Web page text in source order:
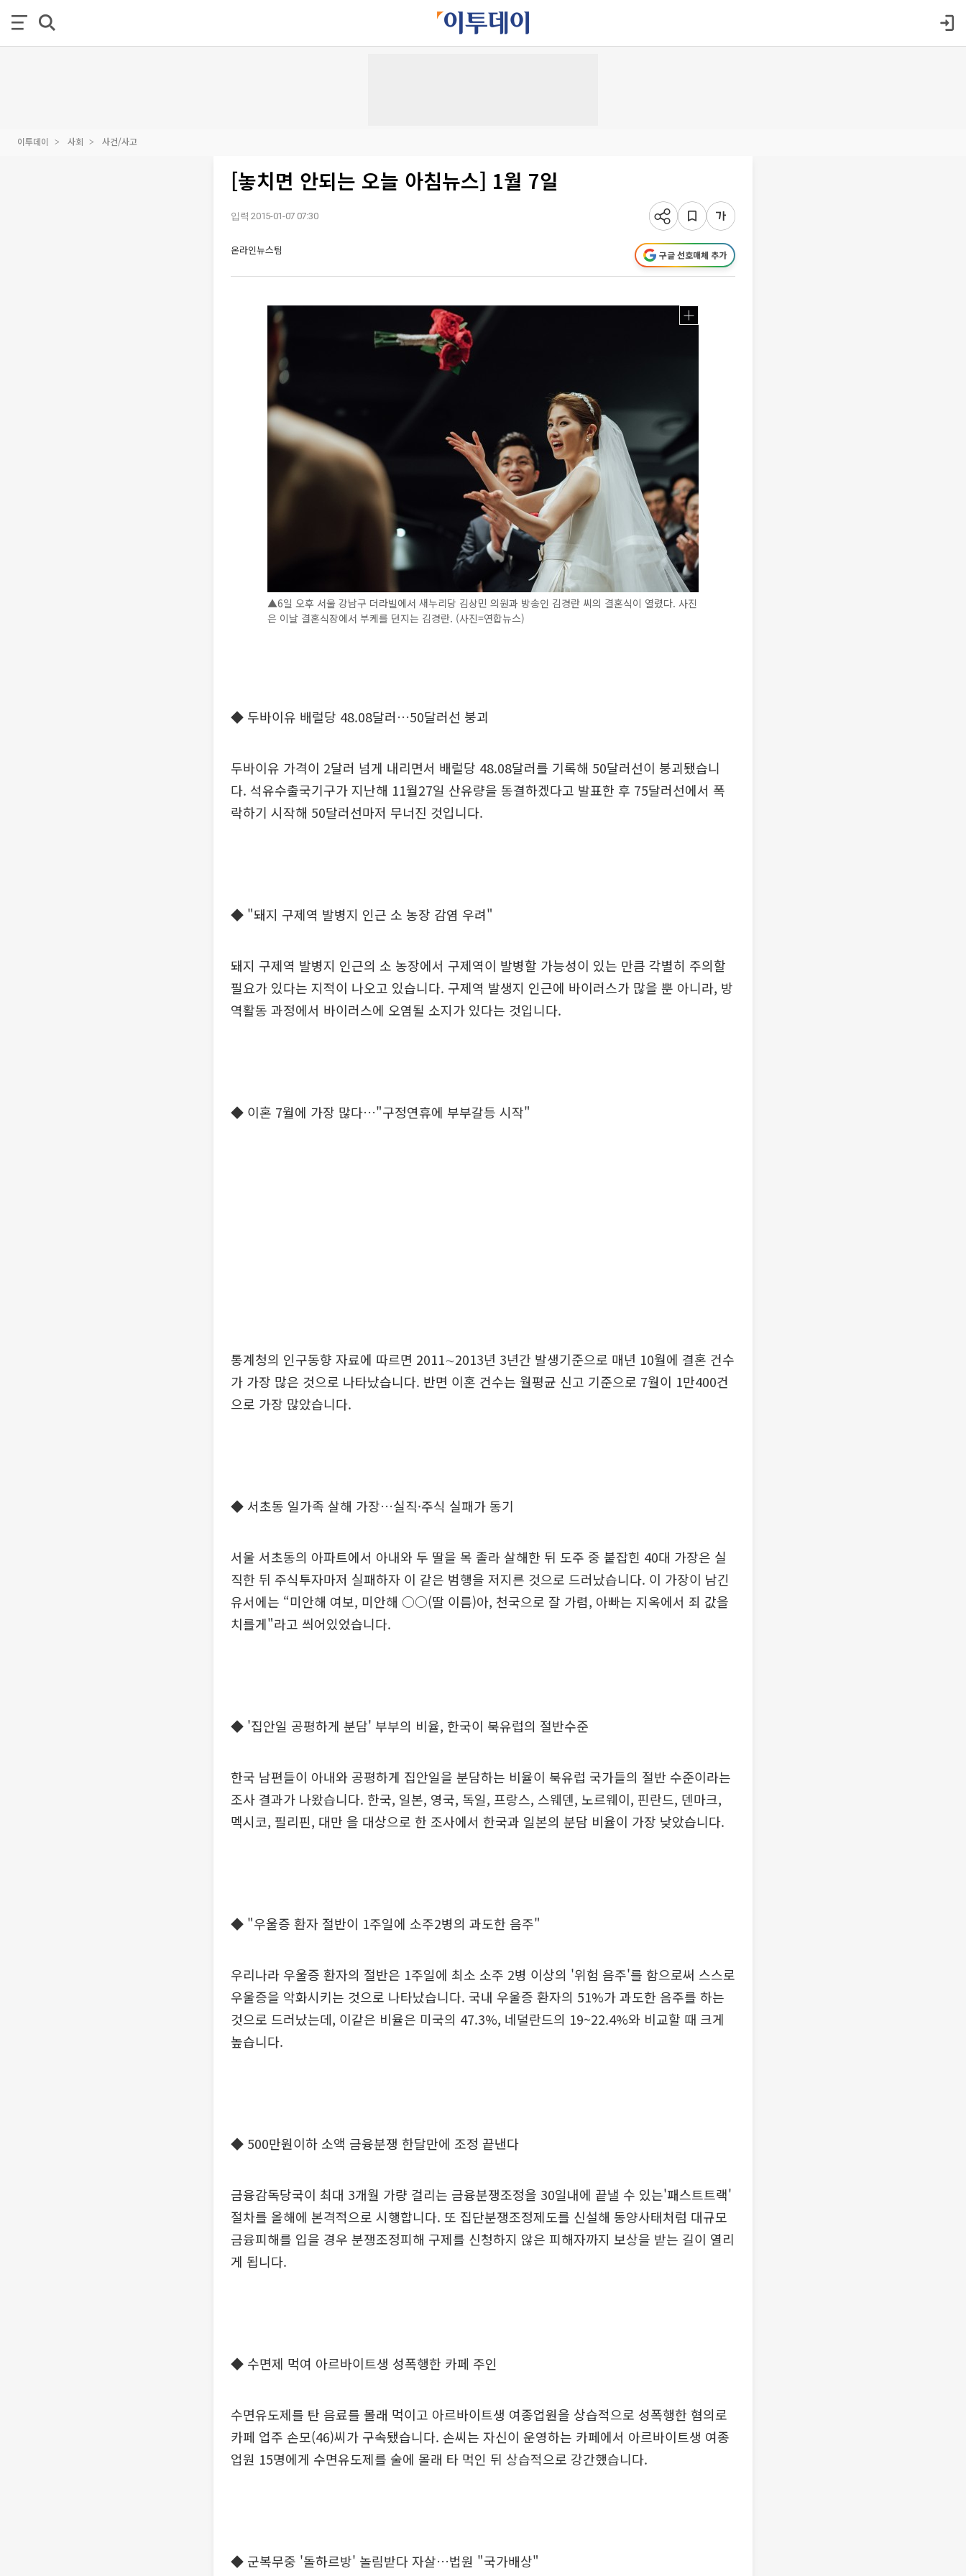
이투데이 사회 사건/사고
[놓치면 안되는 오늘 아침뉴스] 1월 7일
입력 2015-01-07 07:30
온라인뉴스팀 구글 선호매체 추가
▲6일 오후 서울 강남구 더라빌에서 새누리당 김상민 의원과 방송인 김경란 씨의 결혼식이 열렸다. 사진
은 이날 결혼식장에서 부케를 던지는 김경란. (사진=연합뉴스)
◆ 두바이유 배럴당 48.08달러…50달러선 붕괴
두바이유 가격이 2달러 넘게 내리면서 배럴당 48.08달러를 기록해 50달러선이 붕괴됐습니
다. 석유수출국기구가 지난해 11월27일 산유량을 동결하겠다고 발표한 후 75달러선에서 폭
락하기 시작해 50달러선마저 무너진 것입니다.
◆ "돼지 구제역 발병지 인근 소 농장 감염 우려"
돼지 구제역 발병지 인근의 소 농장에서 구제역이 발병할 가능성이 있는 만큼 각별히 주의할
필요가 있다는 지적이 나오고 있습니다. 구제역 발생지 인근에 바이러스가 많을 뿐 아니라, 방
역활동 과정에서 바이러스에 오염될 소지가 있다는 것입니다.
◆ 이혼 7월에 가장 많다…"구정연휴에 부부갈등 시작"
통계청의 인구동향 자료에 따르면 2011∼2013년 3년간 발생기준으로 매년 10월에 결혼 건수
가 가장 많은 것으로 나타났습니다. 반면 이혼 건수는 월평균 신고 기준으로 7월이 1만400건
으로 가장 많았습니다.
◆ 서초동 일가족 살해 가장…실직·주식 실패가 동기
서울 서초동의 아파트에서 아내와 두 딸을 목 졸라 살해한 뒤 도주 중 붙잡힌 40대 가장은 실
직한 뒤 주식투자마저 실패하자 이 같은 범행을 저지른 것으로 드러났습니다. 이 가장이 남긴
유서에는 “미안해 여보, 미안해 ○○(딸 이름)아, 천국으로 잘 가렴, 아빠는 지옥에서 죄 값을
치를게"라고 씌어있었습니다.
◆ '집안일 공평하게 분담' 부부의 비율, 한국이 북유럽의 절반수준
한국 남편들이 아내와 공평하게 집안일을 분담하는 비율이 북유럽 국가들의 절반 수준이라는
조사 결과가 나왔습니다. 한국, 일본, 영국, 독일, 프랑스, 스웨덴, 노르웨이, 핀란드, 덴마크,
멕시코, 필리핀, 대만 을 대상으로 한 조사에서 한국과 일본의 분담 비율이 가장 낮았습니다.
◆ "우울증 환자 절반이 1주일에 소주2병의 과도한 음주"
우리나라 우울증 환자의 절반은 1주일에 최소 소주 2병 이상의 '위험 음주'를 함으로써 스스로
우울증을 악화시키는 것으로 나타났습니다. 국내 우울증 환자의 51%가 과도한 음주를 하는
것으로 드러났는데, 이같은 비율은 미국의 47.3%, 네덜란드의 19~22.4%와 비교할 때 크게
높습니다.
◆ 500만원이하 소액 금융분쟁 한달만에 조정 끝낸다
금융감독당국이 최대 3개월 가량 걸리는 금융분쟁조정을 30일내에 끝낼 수 있는'패스트트랙'
절차를 올해에 본격적으로 시행합니다. 또 집단분쟁조정제도를 신설해 동양사태처럼 대규모
금융피해를 입을 경우 분쟁조정피해 구제를 신청하지 않은 피해자까지 보상을 받는 길이 열리
게 됩니다.
◆ 수면제 먹여 아르바이트생 성폭행한 카페 주인
수면유도제를 탄 음료를 몰래 먹이고 아르바이트생 여종업원을 상습적으로 성폭행한 혐의로
카페 업주 손모(46)씨가 구속됐습니다. 손씨는 자신이 운영하는 카페에서 아르바이트생 여종
업원 15명에게 수면유도제를 술에 몰래 타 먹인 뒤 상습적으로 강간했습니다.
◆ 군복무중 '돌하르방' 놀림받다 자살…법원 "국가배상"